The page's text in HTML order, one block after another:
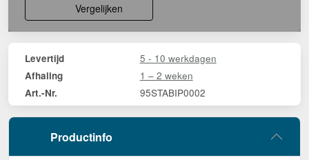
Vergelijken
Levertijd 5 - 10 werkdagen
Afhaling 1 – 2 weken
Art.-Nr. 95STABIP0002
Productinfo